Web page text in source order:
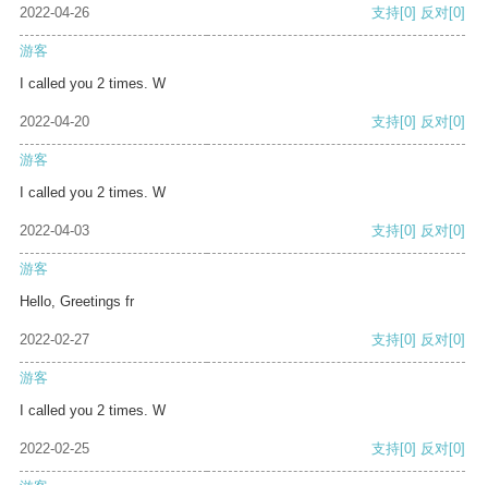
2022-04-26 支持[0] 反对[0]
游客
I called you 2 times. W
2022-04-20 支持[0] 反对[0]
游客
I called you 2 times. W
2022-04-03 支持[0] 反对[0]
游客
Hello, Greetings fr
2022-02-27 支持[0] 反对[0]
游客
I called you 2 times. W
2022-02-25 支持[0] 反对[0]